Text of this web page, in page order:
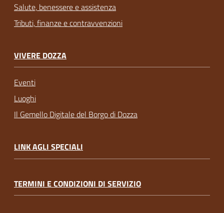
Salute, benessere e assistenza
Tributi, finanze e contravvenzioni
VIVERE DOZZA
Eventi
Luoghi
Il Gemello Digitale del Borgo di Dozza
LINK AGLI SPECIALI
TERMINI E CONDIZIONI DI SERVIZIO